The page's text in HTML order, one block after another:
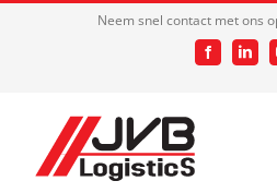
Neem snel contact met ons
Facebook